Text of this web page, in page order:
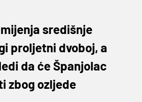
središnje
proljetni dvoboj, a
da će Španjolac
zbog ozljede